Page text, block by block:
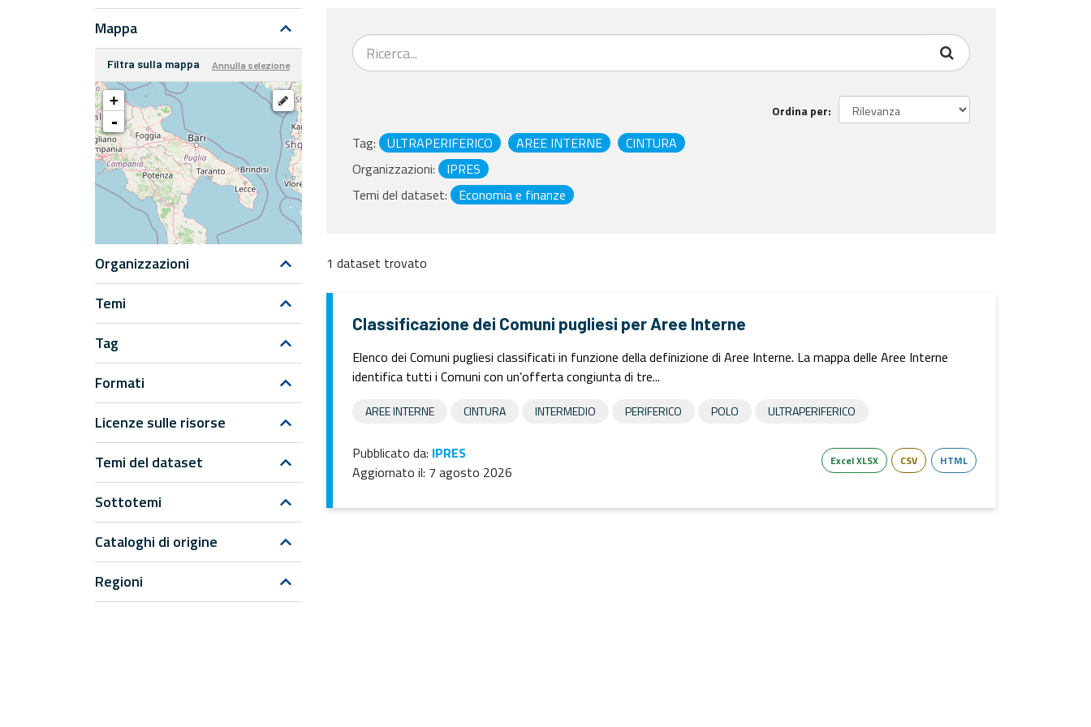
Mappa
Filtra sulla mappa Annulla selezione
+
-
Organizzazioni
Temi
Tag
Formati
Licenze sulle risorse
Temi del dataset
Sottotemi
Cataloghi di origine
Regioni
Ordina per
Tag: ULTRAPERIFERICO AREE INTERNE
CINTURA
Organizzazioni:
IPRES
Temi del dataset:
Economia e finanze
1 dataset trovato
Classificazione dei Comuni pugliesi per Aree Interne
Elenco dei Comuni pugliesi classificati in funzione della definizione di Aree Interne. La mappa delle Aree Interne
identifica tutti i Comuni con un’offerta congiunta di tre...
AREE INTERNE CINTURA INTERMEDIO PERIFERICO POLO ULTRAPERIFERICO
Pubblicato da: IPRES
Aggiornato il: 7 agosto 2026
Excel XLSX CSV HTML